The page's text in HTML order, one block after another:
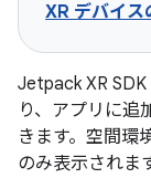
XR デバイ
Jetpack XR
り、アプリに追
きます。空間環
のみ表示されます